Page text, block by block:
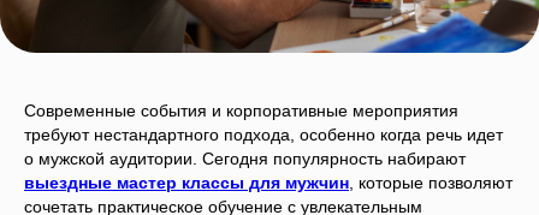
Современные события и корпоративные мероприятия
требуют нестандартного подхода, особенно когда речь идет
о мужской аудитории. Сегодня популярность набирают
выездные мастер классы для мужчин , которые позволяют
сочетать практическое обучение с увлекательным